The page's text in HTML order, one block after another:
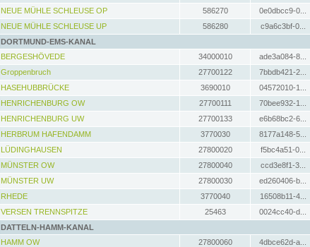
NEUE MÜHLE SCHLEUSE OP
586270 0e0dbcc9-0...
NEUE MÜHLE SCHLEUSE UP
586280 c9a6c3bf-0...
DORTMUND-EMS-KANAL
BERGESHÖVEDE
34000010 ade3a084-8...
Groppenbruch
27700122 7bbdb421-2...
HASEHUBBRÜCKE
3690010 04572010-1...
HENRICHENBURG OW
27700111 70bee932-1...
HENRICHENBURG UW
27700133 e6b68bc2-6...
HERBRUM HAFENDAMM
3770030 8177a148-5...
LÜDINGHAUSEN
27800020 f5bc4a51-0...
MÜNSTER OW
27800040 ccd3e8f1-3...
MÜNSTER UW
27800030 ed260406-b...
RHEDE
3770040 16508b11-4...
VERSEN TRENNSPITZE
25463 0024cc40-d...
DATTELN-HAMM-KANAL
HAMM OW
27800060 4dbce62d-a...